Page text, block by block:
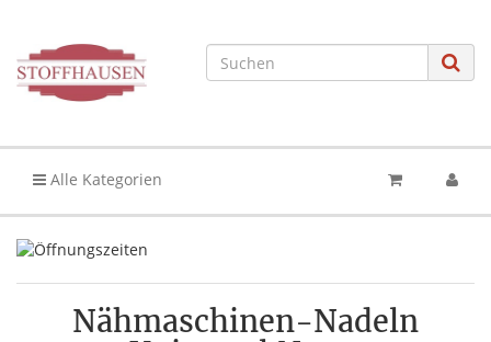
Alle Kategorien
Nähmaschinen-Nadeln